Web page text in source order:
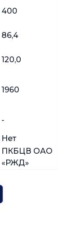
400
86,4
120,0
1960
-
Нет
ПКБЦВ ОАО
«РЖД»